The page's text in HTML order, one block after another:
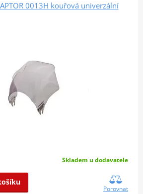
0013H kouřová univerzální
Skladem u dodavatele
Porovnat